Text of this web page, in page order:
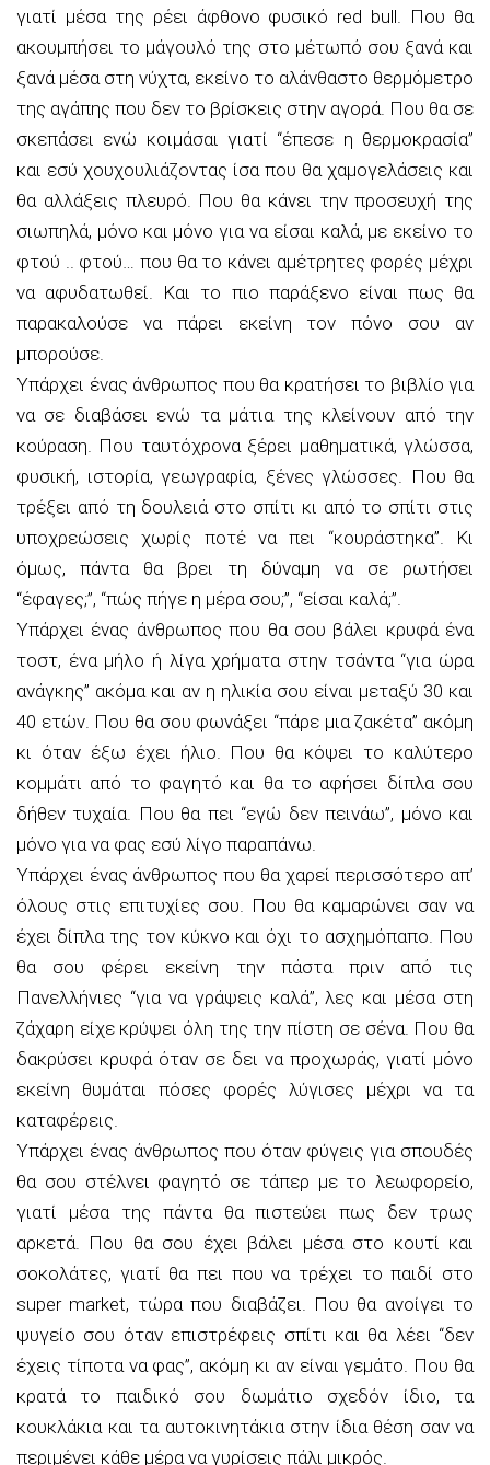
γιατί μέσα της ρέει άφθονο φυσικό red bull. Που θα
ακουμπήσει το μάγουλό της στο μέτωπό σου ξανά και
ξανά μέσα στη νύχτα, εκείνο το αλάνθαστο θερμόμετρο
της αγάπης που δεν το βρίσκεις στην αγορά. Που θα σε
σκεπάσει ενώ κοιμάσαι γιατί “έπεσε η θερμοκρασία”
και εσύ χουχουλιάζοντας ίσα που θα χαμογελάσεις και
θα αλλάξεις πλευρό. Που θα κάνει την προσευχή της
σιωπηλά, μόνο και μόνο για να είσαι καλά, με εκείνο το
φτού .. φτού… που θα το κάνει αμέτρητες φορές μέχρι
να αφυδατωθεί. Και το πιο παράξενο είναι πως θα
παρακαλούσε να πάρει εκείνη τον πόνο σου αν
μπορούσε.
Υπάρχει ένας άνθρωπος που θα κρατήσει το βιβλίο για
να σε διαβάσει ενώ τα μάτια της κλείνουν από την
κούραση. Που ταυτόχρονα ξέρει μαθηματικά, γλώσσα,
φυσική, ιστορία, γεωγραφία, ξένες γλώσσες. Που θα
τρέξει από τη δουλειά στο σπίτι κι από το σπίτι στις
υποχρεώσεις χωρίς ποτέ να πει “κουράστηκα”. Κι
όμως, πάντα θα βρει τη δύναμη να σε ρωτήσει
“έφαγες;”, “πώς πήγε η μέρα σου;”, “είσαι καλά;”.
Υπάρχει ένας άνθρωπος που θα σου βάλει κρυφά ένα
τοστ, ένα μήλο ή λίγα χρήματα στην τσάντα “για ώρα
ανάγκης” ακόμα και αν η ηλικία σου είναι μεταξύ 30 και
40 ετών. Που θα σου φωνάξει “πάρε μια ζακέτα” ακόμη
κι όταν έξω έχει ήλιο. Που θα κόψει το καλύτερο
κομμάτι από το φαγητό και θα το αφήσει δίπλα σου
δήθεν τυχαία. Που θα πει “εγώ δεν πεινάω”, μόνο και
μόνο για να φας εσύ λίγο παραπάνω.
Υπάρχει ένας άνθρωπος που θα χαρεί περισσότερο απ’
όλους στις επιτυχίες σου. Που θα καμαρώνει σαν να
έχει δίπλα της τον κύκνο και όχι το ασχημόπαπο. Που
θα σου φέρει εκείνη την πάστα πριν από τις
Πανελλήνιες “για να γράψεις καλά”, λες και μέσα στη
ζάχαρη είχε κρύψει όλη της την πίστη σε σένα. Που θα
δακρύσει κρυφά όταν σε δει να προχωράς, γιατί μόνο
εκείνη θυμάται πόσες φορές λύγισες μέχρι να τα
καταφέρεις.
Υπάρχει ένας άνθρωπος που όταν φύγεις για σπουδές
θα σου στέλνει φαγητό σε τάπερ με το λεωφορείο,
γιατί μέσα της πάντα θα πιστεύει πως δεν τρως
αρκετά. Που θα σου έχει βάλει μέσα στο κουτί και
σοκολάτες, γιατί θα πει που να τρέχει το παιδί στο
super market, τώρα που διαβάζει. Που θα ανοίγει το
ψυγείο σου όταν επιστρέφεις σπίτι και θα λέει “δεν
έχεις τίποτα να φας”, ακόμη κι αν είναι γεμάτο. Που θα
κρατά το παιδικό σου δωμάτιο σχεδόν ίδιο, τα
κουκλάκια και τα αυτοκινητάκια στην ίδια θέση σαν να
περιμένει κάθε μέρα να γυρίσεις πάλι μικρός.